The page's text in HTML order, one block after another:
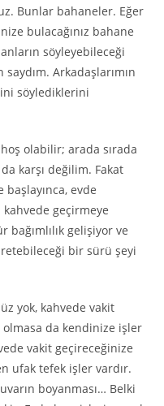
Bunlar bahaneler. Eğer
bulacağınız bahane
söyleyebileceği
Arkadaşlarımın
söylediklerini
olabilir; arada sırada
karşı değilim. Fakat
başlayınca, evde
geçirmeye
gelişiyor ve
bir sürü şeyi
yok, kahvede vakit
da kendinize işler
vakit geçireceğinize
ufak tefek işler vardır.
boyanması… Belki